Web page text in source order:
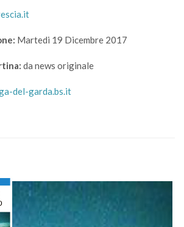
Martedi 19 Dicembre 2017
da news originale
del-garda.bs.it